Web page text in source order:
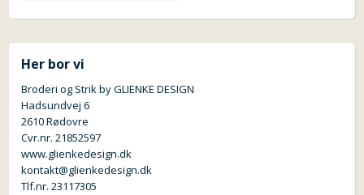
Her bor vi
Broderi og Strik by GLIENKE DESIGN
Hadsundvej 6
2610 Rødovre
Cvr.nr. 21852597
www.glienkedesign.dk
kontakt@glienkedesign.dk
Tlf.nr. 23117305